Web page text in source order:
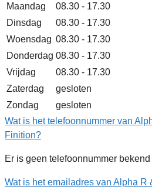
Maandag
08.30 - 17.30
Dinsdag
08.30 - 17.30
Woensdag 08.30 - 17.30
Donderdag 08.30 - 17.30
Vrijdag
08.30 - 17.30
Zaterdag
gesloten
Zondag
gesloten
Wat is het telefoonnummer van
Finition?
Er is geen telefoonnummer
Wat is het emailadres van Alpha R